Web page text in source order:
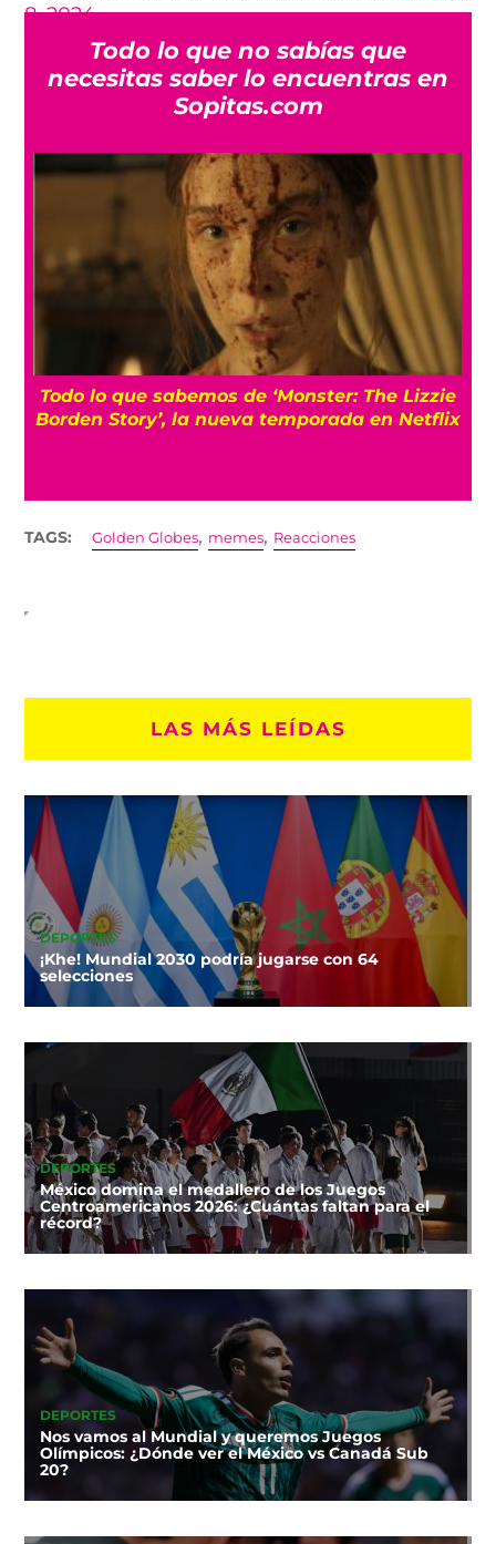
8, 2024
Todo lo que no sabías que
necesitas saber lo encuentras en
Sopitas.com
La guerra que terminó por el clima: Historia
real detrás de ‘Bajo presión’ de Brendan
TAGS: Golden Globes, memes, Reacciones
LAS MÁS LEÍDAS
DEPORTES
¡Khe! Mundial 2030 podría jugarse con 64
selecciones
DEPORTES
México domina el medallero de los Juegos
Centroamericanos 2026: ¿Cuántas faltan para el
récord?
DEPORTES
Nos vamos al Mundial y queremos Juegos
Olímpicos: ¿Dónde ver el México vs Canadá Sub
20?